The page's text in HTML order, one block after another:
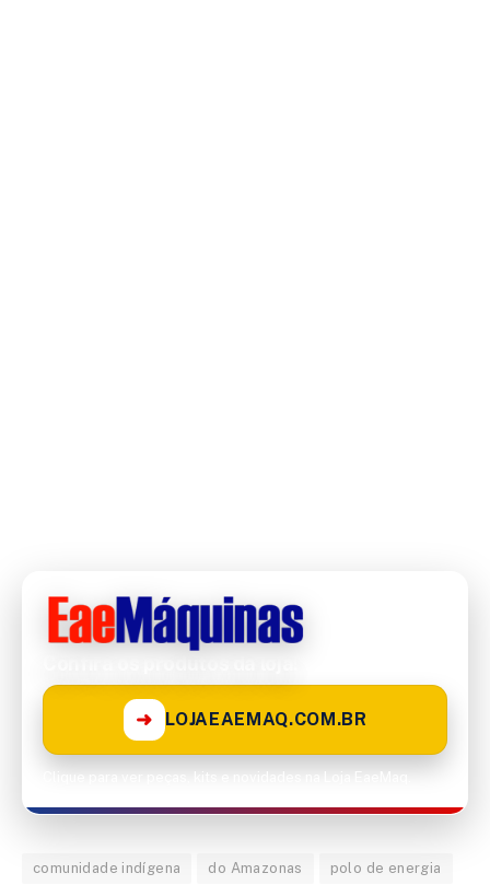
➜ LOJAEAEMAQ.COM.BR
comunidade indígena do Amazonas polo de energia